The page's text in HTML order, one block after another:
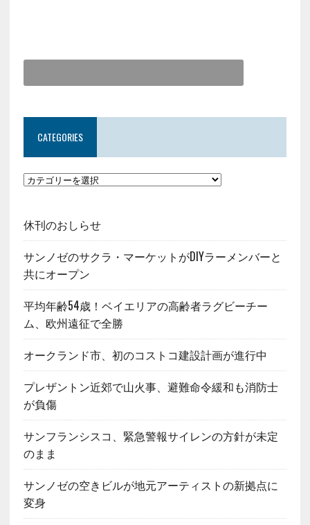
CATEGORIES
休刊のおしらせ
サンノゼのサクラ・マーケットがDIYラーメンバーと
共にオープン
平均年齢54歳！ベイエリアの高齢者ラグビーチー
ム、欧州遠征で全勝
オークランド市、初のコストコ建設計画が進行中
プレザントン近郊で山火事、避難命令緩和も消防士
が負傷
サンフランシスコ、緊急警報サイレンの方針が未定
のまま
サンノゼの空きビルが地元アーティストの新拠点に
変身